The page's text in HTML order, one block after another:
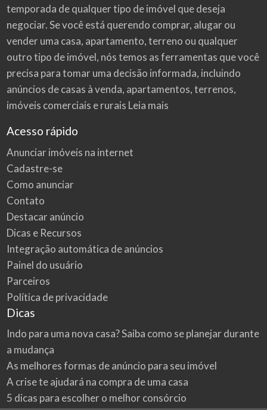
temporada de qualquer tipo de imóvel que deseja
negociar. Se você está querendo comprar, alugar ou
vender uma casa, apartamento, terreno ou qualquer
outro tipo de imóvel, nós temos as ferramentas que você
precisa para tomar uma decisão informada, incluindo
anúncios de casas à venda, apartamentos, terrenos,
imóveis comerciais e rurais Leia mais
Acesso rápido
Anunciar imóveis na internet
Cadastre-se
Como anunciar
Contato
Destacar anúncio
Dicas e Recursos
Integração automática de anúncios
Painel do usuário
Parceiros
Política de privacidade
Dicas
Indo para uma nova casa? Saiba como se planejar durante
a mudança
As melhores formas de anúncio para seu imóvel
A crise te ajudará na compra de uma casa
5 dicas para escolher o melhor consórcio